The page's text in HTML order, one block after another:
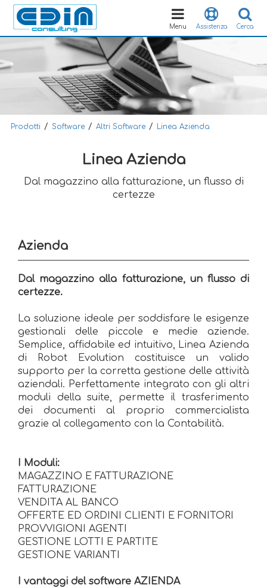
Cerca
Assistenza
Toggle
navigation
Menu
Prodotti / Software / Altri Software / Linea Azienda
Linea Azienda
Dal magazzino alla fatturazione, un flusso di
certezze
Azienda
Dal magazzino alla fatturazione, un flusso di
certezze.
La soluzione ideale per soddisfare le esigenze
gestionali delle piccole e medie aziende.
Semplice, affidabile ed intuitivo, Linea Azienda
di Robot Evolution costituisce un valido
supporto per la corretta gestione delle attività
aziendali. Perfettamente integrato con gli altri
moduli della suite, permette il trasferimento
dei documenti al proprio commercialista
grazie al collegamento con la Contabilità.
I Moduli:
MAGAZZINO E FATTURAZIONE
FATTURAZIONE
VENDITA AL BANCO
OFFERTE ED ORDINI CLIENTI E FORNITORI
PROVVIGIONI AGENTI
GESTIONE LOTTI E PARTITE
GESTIONE VARIANTI
I vantaggi del software AZIENDA